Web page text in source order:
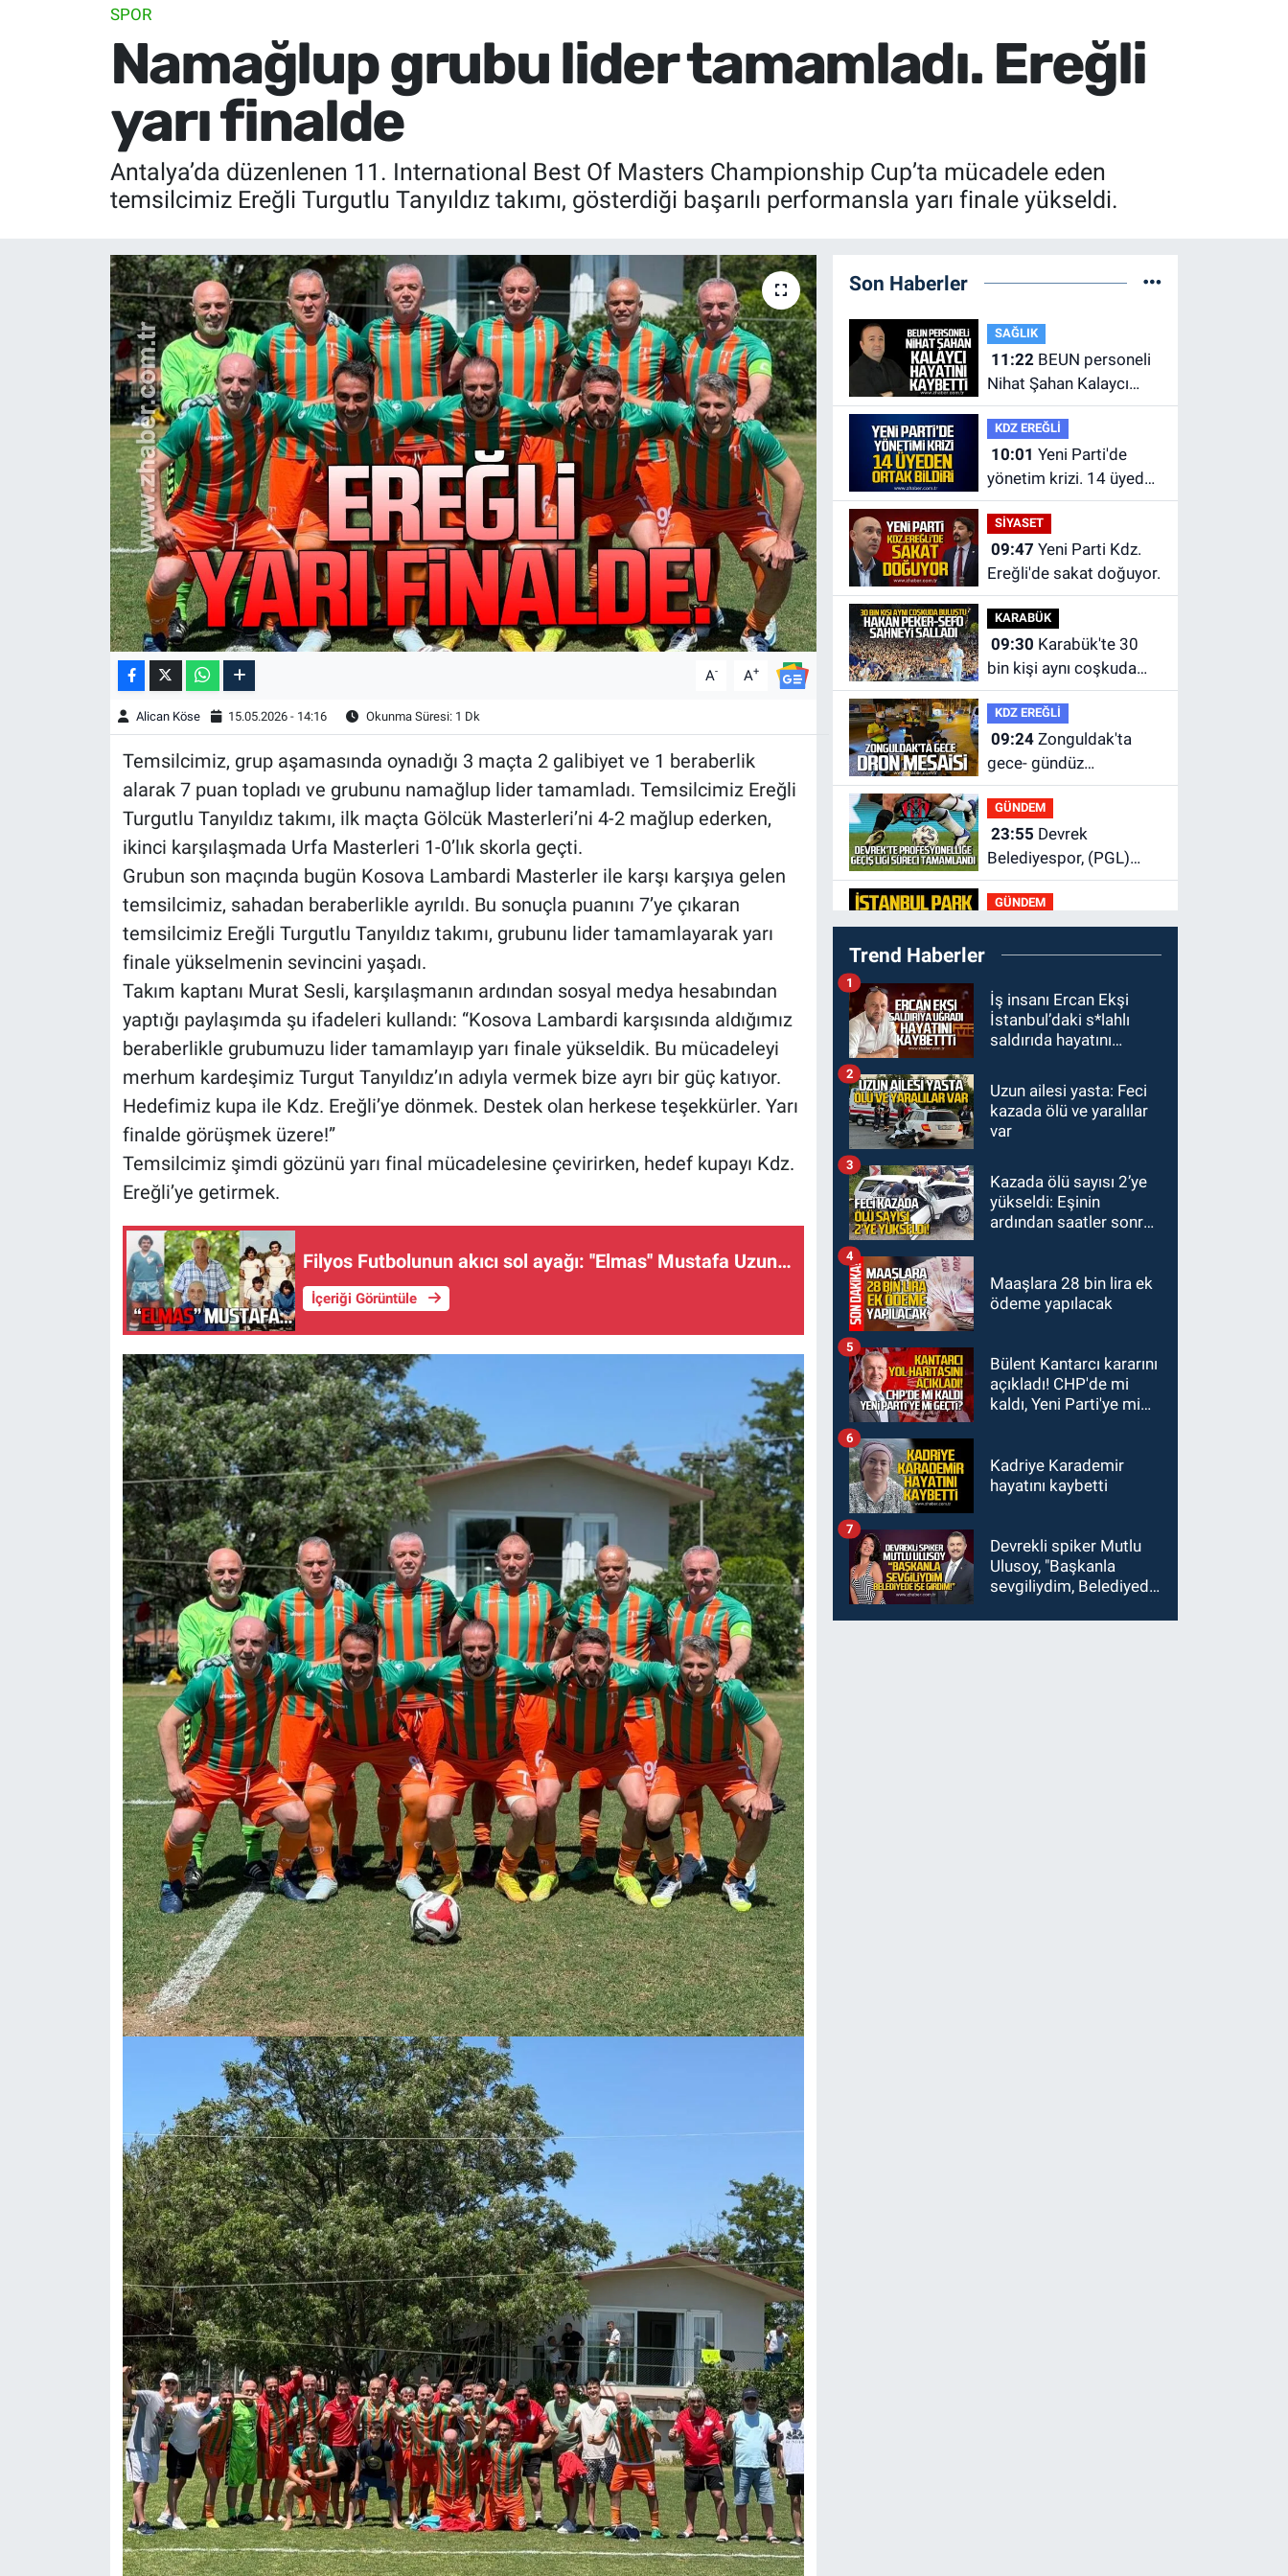
SPOR
Namağlup grubu lider tamamladı. Ereğli
yarı finalde
Antalya’da düzenlenen 11. International Best Of Masters Championship Cup’ta mücadele eden
temsilcimiz Ereğli Turgutlu Tanyıldız takımı, gösterdiği başarılı performansla yarı finale yükseldi.
A- A+
Alican Köse 15.05.2026 - 14:16 Okunma Süresi: 1 Dk
Temsilcimiz, grup aşamasında oynadığı 3 maçta 2 galibiyet ve 1 beraberlik
alarak 7 puan topladı ve grubunu namağlup lider tamamladı. Temsilcimiz Ereğli
Turgutlu Tanyıldız takımı, ilk maçta Gölcük Masterleri’ni 4-2 mağlup ederken,
ikinci karşılaşmada Urfa Masterleri 1-0’lık skorla geçti.
Grubun son maçında bugün Kosova Lambardi Masterler ile karşı karşıya gelen
temsilcimiz, sahadan beraberlikle ayrıldı. Bu sonuçla puanını 7’ye çıkaran
temsilcimiz Ereğli Turgutlu Tanyıldız takımı, grubunu lider tamamlayarak yarı
finale yükselmenin sevincini yaşadı.
Takım kaptanı Murat Sesli, karşılaşmanın ardından sosyal medya hesabından
yaptığı paylaşımda şu ifadeleri kullandı: “Kosova Lambardi karşısında aldığımız
beraberlikle grubumuzu lider tamamlayıp yarı finale yükseldik. Bu mücadeleyi
merhum kardeşimiz Turgut Tanyıldız’ın adıyla vermek bize ayrı bir güç katıyor.
Hedefimiz kupa ile Kdz. Ereğli’ye dönmek. Destek olan herkese teşekkürler. Yarı
finalde görüşmek üzere!”
Temsilcimiz şimdi gözünü yarı final mücadelesine çevirirken, hedef kupayı Kdz.
Ereğli’ye getirmek.
Filyos Futbolunun akıcı sol ayağı: ''Elmas'' Mustafa Uzun…
İçeriği Görüntüle
Son Haberler
SAĞLIK
11:22BEUN personeli
Nihat Şahan Kalaycı
hayatını kaybetti
KDZ EREĞLİ
10:01
yönetim krizi. 14 üyeden
ortak bildiri.
SİYASET
09:47
Ereğli'de sakat doğuyor.
KARABÜK
09:30
bin kişi aynı coşkuda
buluştu.
KDZ EREĞLİ
09:24Zonguldak'ta
gece- gündüz
ekiplerden dron destekli
denetim.
GÜNDEM
23:55
Belediyespor, (PGL)
sürecini resmi olarak
tamamladı
GÜNDEM
23:19İstanbul Park
satışta!
GÜNDEM
23:05Kozlu
Belediyespor'dan
GÜNDEM
22:33Zonguldak TSO
önemli etkinliğe ev
GÜNDEM
22:119 yaşındaki
Burak Keskintığ için acil
ihtiyaç var
Trend Haberler
İş insanı Ercan Ekşi
İstanbul’daki s*lahlı
saldırıda hayatını
1
Uzun ailesi yasta: Feci
kazada ölü ve yaralılar
var
2
Kazada ölü sayısı 2’ye
yükseldi: Eşinin
ardından saatler sonra
3
Maaşlara 28 bin lira ek
ödeme yapılacak
4
Bülent Kantarcı kararını
açıkladı! CHP'de mi
kaldı, Yeni Parti'ye mi
5
Kadriye Karademir
hayatını kaybetti
6
Devrekli spiker Mutlu
Ulusoy, "Başkanla
sevgiliydim, Belediyede
7